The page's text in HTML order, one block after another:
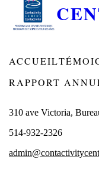
ACCUEIL
RAPPORT
310 ave Victoria,
514-932-2326